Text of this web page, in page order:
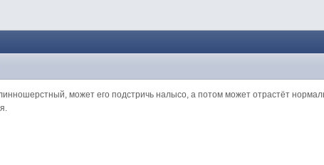
может его подстричь налысо, а потом может отрастёт